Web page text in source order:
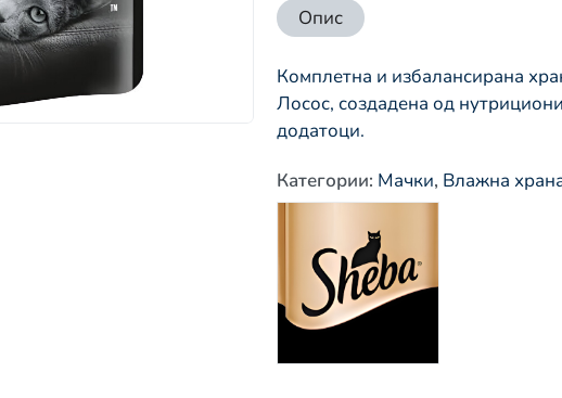
Опис
Комплетна и избалансирана
Лосос, создадена од
додатоци.
Категории: Мачки, Влажна